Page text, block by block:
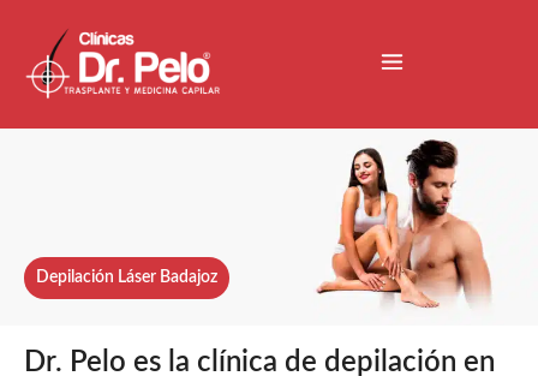
Depilación Láser Badajoz
Dr. Pelo es la clínica de depilación en